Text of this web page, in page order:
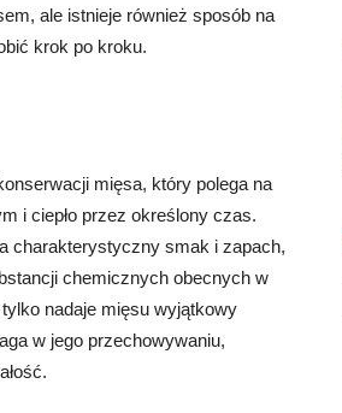
ale istnieje również sposób na
krok po kroku.
mięsa, który polega na
i ciepło przez określony czas.
charakterystyczny smak i zapach,
chemicznych obecnych w
nadaje mięsu wyjątkowy
w jego przechowywaniu,